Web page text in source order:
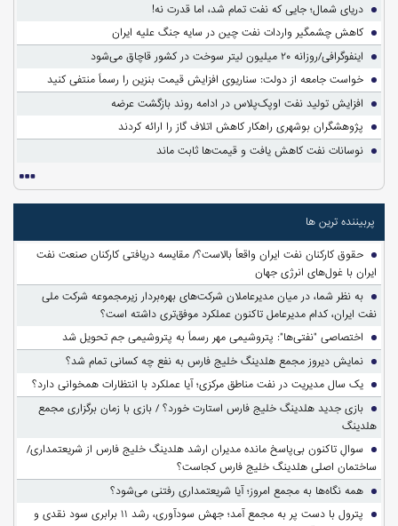
دریای شمال؛ جایی که نفت تمام شد، اما قدرت نه!
کاهش چشمگیر واردات نفت چین در سایه جنگ علیه ایران
اینفوگرافی/روزانه ۲۰ میلیون لیتر سوخت در کشور قاچاق می‌شود
خواست جامعه از دولت: سناریوی افزایش قیمت بنزین را رسماً منتفی کنید
افزایش تولید نفت اوپک‌پلاس در ادامه روند بازگشت عرضه
پژوهشگران بوشهری راهکار کاهش اتلاف گاز را ارائه کردند
نوسانات نفت کاهش یافت و قیمت‌ها ثابت ماند
پربیننده ترین ها
حقوق کارکنان نفت ایران واقعاً بالاست؟/ مقایسه دریافتی کارکنان صنعت نفت
ایران با غول‌های انرژی جهان
به نظر شما، در میان مدیرعاملان شرکت‌های بهره‌بردار زیرمجموعه شرکت ملی
نفت ایران، کدام مدیرعامل تاکنون عملکرد موفق‌تری داشته است؟
اختصاصی "نفتی‌ها": پتروشیمی مهر رسماً به پتروشیمی جم تحویل شد
نمایش دیروز مجمع هلدینگ خلیج فارس به نفع چه کسانی تمام شد؟
یک سال مدیریت در نفت مناطق مرکزی؛ آیا عملکرد با انتظارات همخوانی دارد؟
بازی جدید هلدینگ خلیج فارس استارت خورد؟ / بازی با زمان برگزاری مجمع
هلدینگ
سوالِ تاکنون بی‌پاسخ مانده مدیران ارشد هلدینگ خلیج فارس از شریعتمداری/
ساختمان اصلی هلدینگ خلیج فارس کجاست؟
همه نگاه‌ها به مجمع امروز؛ آیا شریعتمداری رفتنی می‌شود؟
پترول با دست پر به مجمع آمد؛ جهش سودآوری، رشد ۱۱ برابری سود نقدی و